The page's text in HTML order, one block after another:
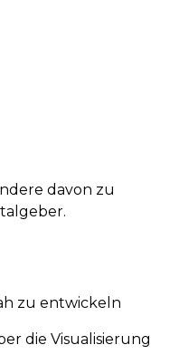
davon zu
zu entwickeln
die Visualisierung